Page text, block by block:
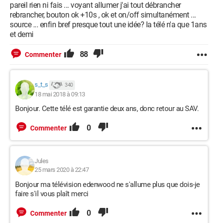
pareil rien ni fais ... voyant allumer j'ai tout débrancher
rebrancher, bouton ok +10s , ok et on/off simultanément ...
source ... enfin bref presque tout une idée? la télé n'a que 1ans
et demi
Commenter 88
s_t_s 340
18 mai 2018 à 09:13
Bonjour. Cette télé est garantie deux ans, donc retour au SAV.
Commenter 0
Jules
25 mars 2020 à 22:47
Bonjour ma télévision edenwood ne s'allume plus que dois-je
faire s'il vous plaît merci
Commenter 0